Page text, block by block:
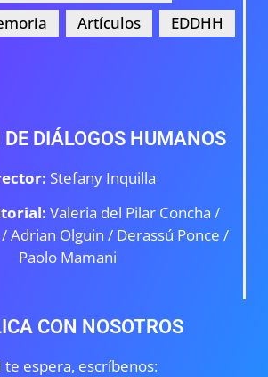
Artículos EDDHH
DIÁLOGOS HUMANOS
Stefany Inquilla
Valeria del Pilar Concha /
Adrian Olguin / Derassú Ponce /
Paolo Mamani
CON NOSOTROS
te espera, escríbenos: